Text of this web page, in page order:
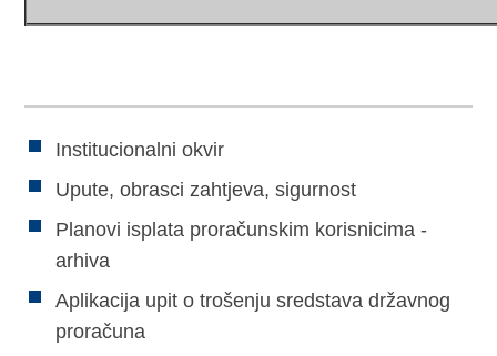
Institucionalni okvir
Upute, obrasci zahtjeva, sigurnost
Planovi isplata proračunskim korisnicima -
arhiva
Aplikacija upit o trošenju sredstava državnog
proračuna